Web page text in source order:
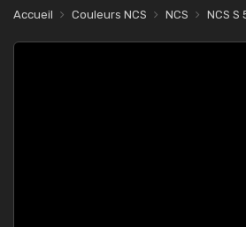
Accueil Couleurs NCS NCS NCS S